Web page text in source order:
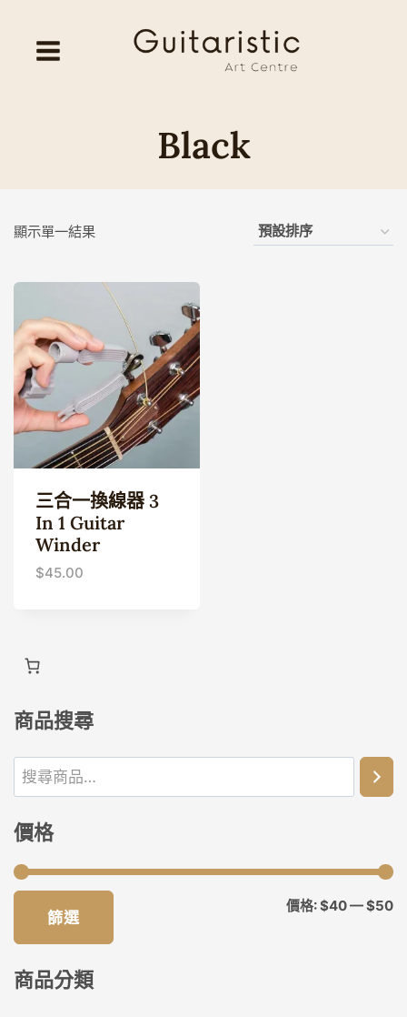
content
Black
顯示單一結果
三合一換線器 3
In 1 Guitar
Winder
$45.00
商品搜尋
價格
最
最
篩選
價格:$40—$50
商品分類